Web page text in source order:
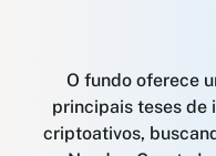
Long Biased
PREVIDÊNCIA
Notas do CIO
Inside the NCI
Hashdex
INSTITUCIONAL
FAQ
O fundo oferece
principais teses de
criptoativos,